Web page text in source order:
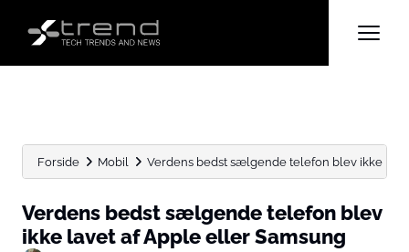
Forside Mobil Verdens bedst sælgende telefon blev ikke
Verdens bedst sælgende telefon blev
ikke lavet af Apple eller Samsung